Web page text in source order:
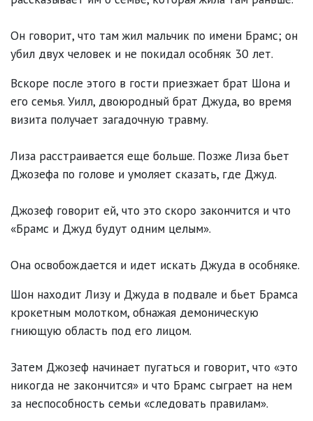
Он говорит, что там жил мальчик по имени Брамс; он
убил двух человек и не покидал особняк 30 лет.
Вскоре после этого в гости приезжает брат Шона и
его семья. Уилл, двоюродный брат Джуда, во время
визита получает загадочную травму.
Лиза расстраивается еще больше. Позже Лиза бьет
Джозефа по голове и умоляет сказать, где Джуд.
Джозеф говорит ей, что это скоро закончится и что
«Брамс и Джуд будут одним целым».
Она освобождается и идет искать Джуда в особняке.
Шон находит Лизу и Джуда в подвале и бьет Брамса
крокетным молотком, обнажая демоническую
гниющую область под его лицом.
Затем Джозеф начинает пугаться и говорит, что «это
никогда не закончится» и что Брамс сыграет на нем
за неспособность семьи «следовать правилам».